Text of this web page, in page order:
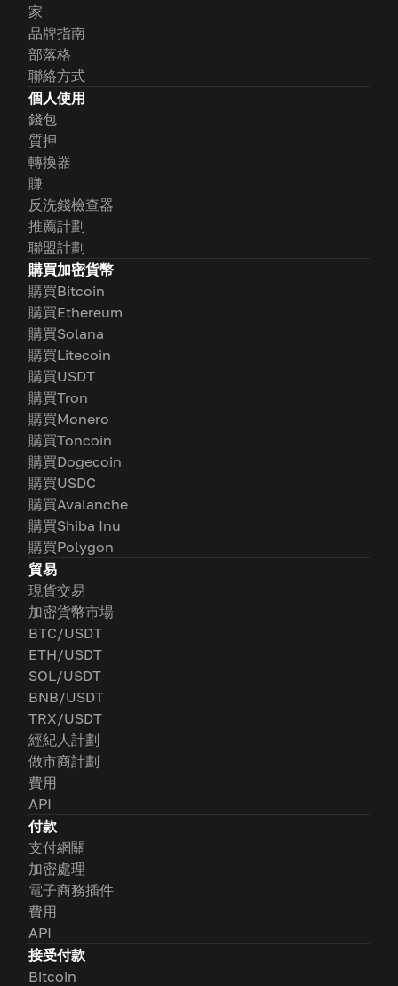
家
品牌指南
部落格
聯絡方式
個人使用
錢包
質押
轉換器
賺
反洗錢檢查器
推薦計劃
聯盟計劃
購買加密貨幣
購買Bitcoin
購買Ethereum
購買Solana
購買Litecoin
購買USDT
購買Tron
購買Monero
購買Toncoin
購買Dogecoin
購買USDC
購買Avalanche
購買Shiba Inu
購買Polygon
貿易
現貨交易
加密貨幣市場
BTC/USDT
ETH/USDT
SOL/USDT
BNB/USDT
TRX/USDT
經紀人計劃
做市商計劃
費用
API
付款
支付網關
加密處理
電子商務插件
費用
API
接受付款
Bitcoin